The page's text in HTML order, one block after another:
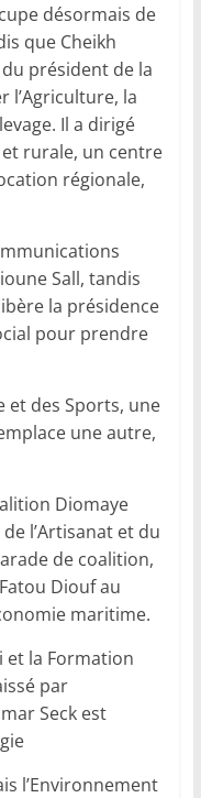
désormais de
que Cheikh
président de la
l’Agriculture, la
Il a dirigé
rurale, un centre
régionale,
Sall, tandis
la présidence
pour prendre
et des Sports, une
une autre,
Diomaye
l’Artisanat et du
de coalition,
Diouf au
maritime.
et la Formation
par
Seck est
l’Environnement